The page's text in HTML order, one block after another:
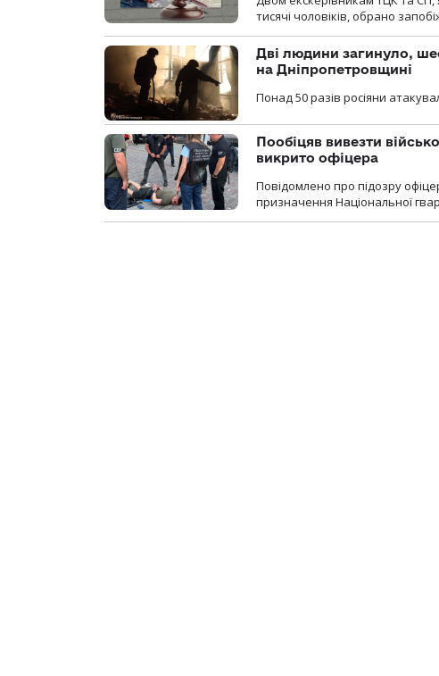
тисячі чоловіків, обрано
Дві людини загинуло,
на Дніпропетровщині
Понад 50 разів росіяни
Пообіцяв вивезти
викрито офіцера
Повідомлено про підозру
призначення Національної